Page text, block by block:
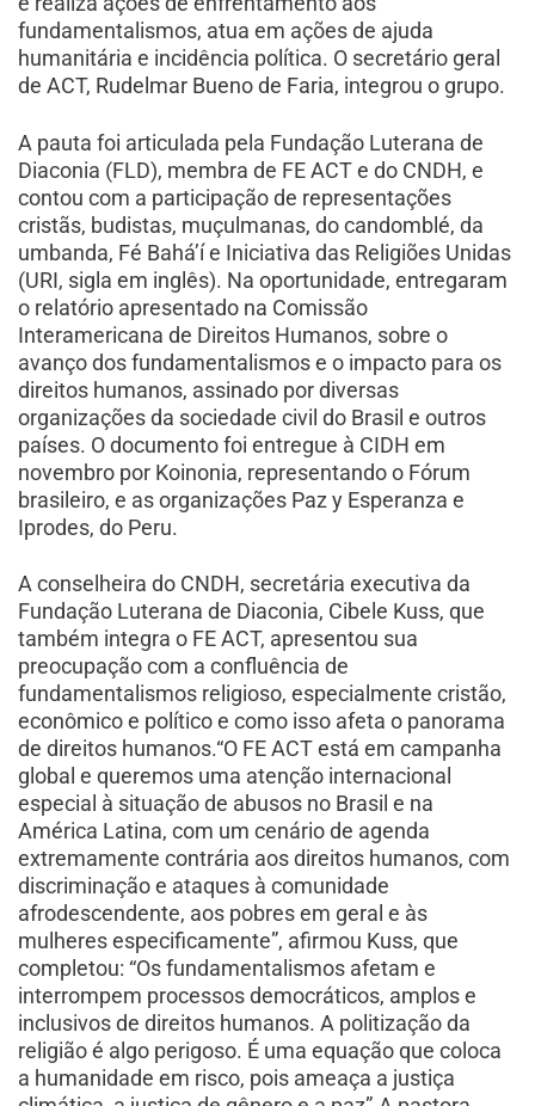
fundamentalismos, atua em ações de ajuda
humanitária e incidência política. O secretário geral
de ACT, Rudelmar Bueno de Faria, integrou o grupo.
A pauta foi articulada pela Fundação Luterana de
Diaconia (FLD), membra de FE ACT e do CNDH, e
contou com a participação de representações
cristãs, budistas, muçulmanas, do candomblé, da
umbanda, Fé Bahá’í e Iniciativa das Religiões Unidas
(URI, sigla em inglês). Na oportunidade, entregaram
o relatório apresentado na Comissão
Interamericana de Direitos Humanos, sobre o
avanço dos fundamentalismos e o impacto para os
direitos humanos, assinado por diversas
organizações da sociedade civil do Brasil e outros
países. O documento foi entregue à CIDH em
novembro por Koinonia, representando o Fórum
brasileiro, e as organizações Paz y Esperanza e
Iprodes, do Peru.
A conselheira do CNDH, secretária executiva da
Fundação Luterana de Diaconia, Cibele Kuss, que
também integra o FE ACT, apresentou sua
preocupação com a confluência de
fundamentalismos religioso, especialmente cristão,
econômico e político e como isso afeta o panorama
de direitos humanos.“O FE ACT está em campanha
global e queremos uma atenção internacional
especial à situação de abusos no Brasil e na
América Latina, com um cenário de agenda
extremamente contrária aos direitos humanos, com
discriminação e ataques à comunidade
afrodescendente, aos pobres em geral e às
mulheres especificamente”, afirmou Kuss, que
completou: “Os fundamentalismos afetam e
interrompem processos democráticos, amplos e
inclusivos de direitos humanos. A politização da
religião é algo perigoso. É uma equação que coloca
a humanidade em risco, pois ameaça a justiça